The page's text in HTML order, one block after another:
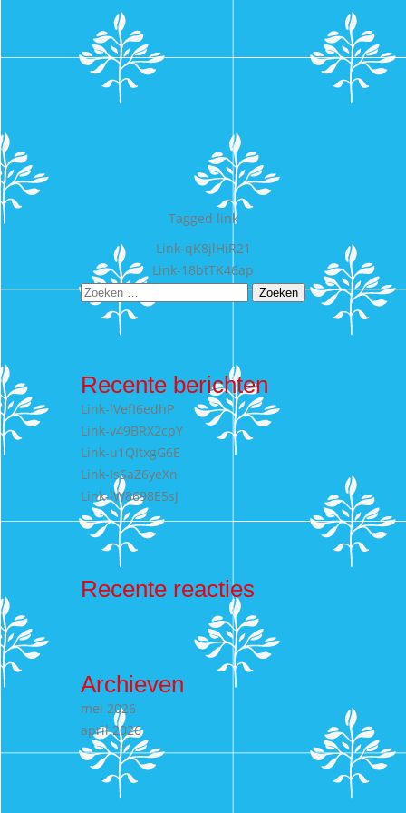
Tagged link
Bericht
navigatie
Link-qK8jlHiR21
Link-18btTK46ap
Zoeken
naar:
Recente berichten
Link-lVefI6edhP
Link-v49BRX2cpY
Link-u1QItxgG6E
Link-IsSaZ6yeXn
Link-lW8698E5sJ
Recente reacties
Archieven
mei 2026
april 2026